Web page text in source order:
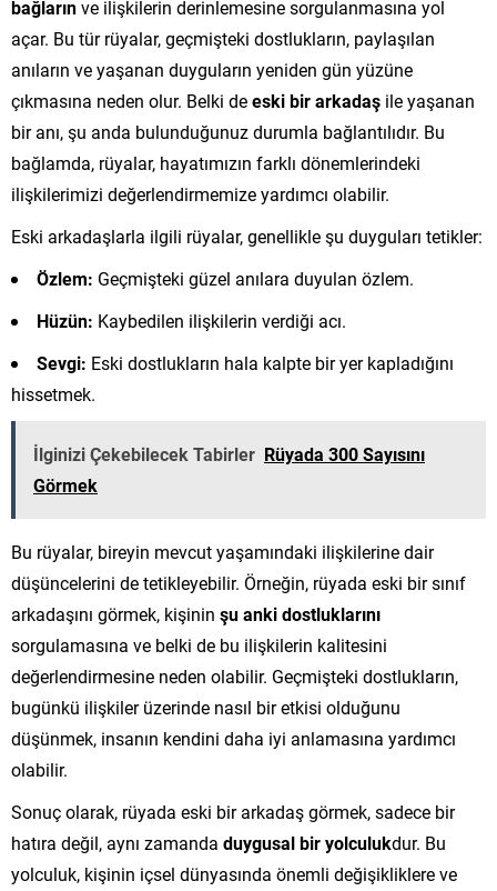
bağlarınve ilişkilerin derinlemesine sorgulanmasına yol
açar. Bu tür rüyalar, geçmişteki dostlukların, paylaşılan
anıların ve yaşanan duyguların yeniden gün yüzüne
çıkmasına neden olur. Belki deeski bir arkadaş ile yaşanan
bir anı, şu anda bulunduğunuz durumla bağlantılıdır. Bu
bağlamda, rüyalar, hayatımızın farklı dönemlerindeki
ilişkilerimizi değerlendirmemize yardımcı olabilir.
Eski arkadaşlarla ilgili rüyalar, genellikle şu duyguları tetikler:
Özlem: Geçmişteki güzel anılara duyulan özlem.
Hüzün: Kaybedilen ilişkilerin verdiği acı.
Sevgi: Eski dostlukların hala kalpte bir yer kapladığını
hissetmek.
İlginizi Çekebilecek Tabirler Rüyada 300 Sayısını
Görmek
Bu rüyalar, bireyin mevcut yaşamındaki ilişkilerine dair
düşüncelerini de tetikleyebilir. Örneğin, rüyada eski bir sınıf
arkadaşını görmek, kişinin şu anki dostluklarını
sorgulamasına ve belki de bu ilişkilerin kalitesini
değerlendirmesine neden olabilir. Geçmişteki dostlukların,
bugünkü ilişkiler üzerinde nasıl bir etkisi olduğunu
düşünmek, insanın kendini daha iyi anlamasına yardımcı
olabilir.
Sonuç olarak, rüyada eski bir arkadaş görmek, sadece bir
hatıra değil, aynı zamanda duygusal bir yolculukdur. Bu
yolculuk, kişinin içsel dünyasında önemli değişikliklere ve